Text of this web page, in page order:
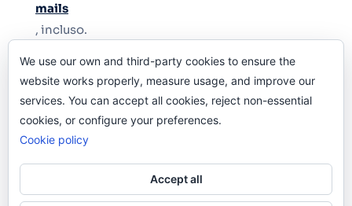
mails
, incluso.
Y si una persona no puede tener teléfono, que
le quiten el teléfono.
We use our own and third-party cookies to ensure the
website works properly, measure usage, and improve our
services. You can accept all cookies, reject non-essential
cookies, or configure your preferences.
Cookie policy
Accept all